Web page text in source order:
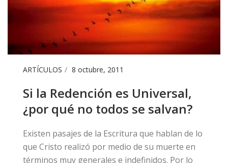
ARTÍCULOS 8 octubre, 2011
Si la Redención es Universal,
¿por qué no todos se salvan?
​Existen pasajes de la Escritura que hablan de lo
que Cristo realizó por medio de su muerte en
términos muy generales e indefinidos. Por lo